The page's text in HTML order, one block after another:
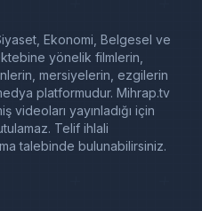
Ekonomi, Belgesel ve
yönelik filmlerin,
mersiyelerin, ezgilerin
platformudur. Mihrap.tv
videoları yayınladığı için
Telif ihlali
talebinde bulunabilirsiniz.